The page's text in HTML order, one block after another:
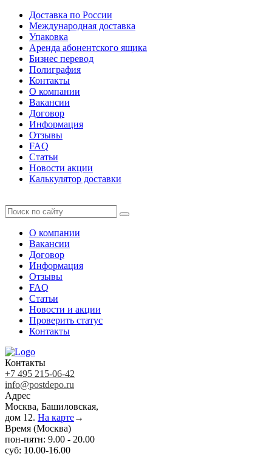
Доставка по России
Международная доставка
Упаковка
Аренда абонентского ящика
Бизнес перевод
Полиграфия
Контакты
О компании
Вакансии
Договор
Информация
Отзывы
FAQ
Статьи
Новости акции
Калькулятор доставки
О компании
Вакансии
Договор
Информация
Отзывы
FAQ
Статьи
Новости и акции
Проверить статус
Контакты
Контакты
+7 495 215-06-42
info@postdepo.ru
Адрес
Москва, Башиловская,
дом 12. На карте→
Время (Москва)
пон-пятн: 9.00 - 20.00
суб: 10.00-16.00